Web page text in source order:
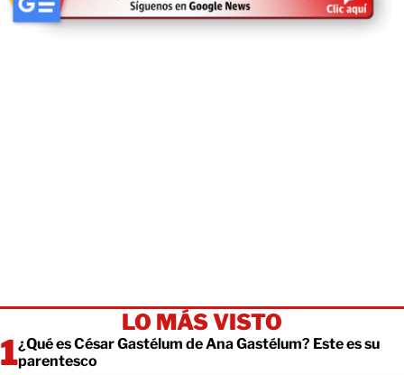
LO MÁS VISTO
¿Qué es César Gastélum de Ana Gastélum? Este es su
parentesco